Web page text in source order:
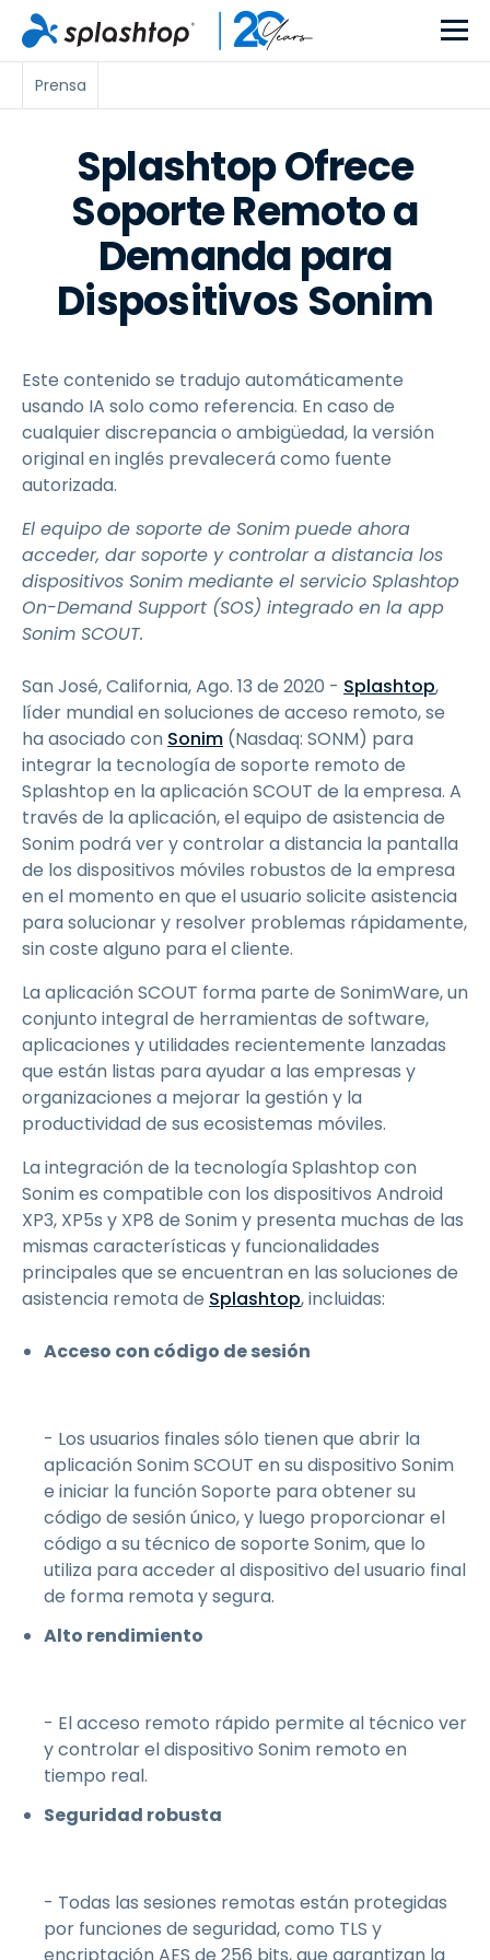
Prensa
Splashtop Ofrece
Soporte Remoto a
Demanda para
Dispositivos Sonim
Este contenido se tradujo automáticamente
usando IA solo como referencia. En caso de
cualquier discrepancia o ambigüedad, la versión
original en inglés prevalecerá como fuente
autorizada.
El equipo de soporte de Sonim puede ahora
acceder, dar soporte y controlar a distancia los
dispositivos Sonim mediante el servicio Splashtop
On-Demand Support (SOS) integrado en la app
Sonim SCOUT.
San José, California, Ago. 13 de 2020 - Splashtop,
líder mundial en soluciones de acceso remoto, se
ha asociado con Sonim (Nasdaq: SONM) para
integrar la tecnología de soporte remoto de
Splashtop en la aplicación SCOUT de la empresa. A
través de la aplicación, el equipo de asistencia de
Sonim podrá ver y controlar a distancia la pantalla
de los dispositivos móviles robustos de la empresa
en el momento en que el usuario solicite asistencia
para solucionar y resolver problemas rápidamente,
sin coste alguno para el cliente.
La aplicación SCOUT forma parte de SonimWare, un
conjunto integral de herramientas de software,
aplicaciones y utilidades recientemente lanzadas
que están listas para ayudar a las empresas y
organizaciones a mejorar la gestión y la
productividad de sus ecosistemas móviles.
La integración de la tecnología Splashtop con
Sonim es compatible con los dispositivos Android
XP3, XP5s y XP8 de Sonim y presenta muchas de las
mismas características y funcionalidades
principales que se encuentran en las soluciones de
asistencia remota de Splashtop, incluidas:
Acceso con código de sesión
- Los usuarios finales sólo tienen que abrir la
aplicación Sonim SCOUT en su dispositivo Sonim
e iniciar la función Soporte para obtener su
código de sesión único, y luego proporcionar el
código a su técnico de soporte Sonim, que lo
utiliza para acceder al dispositivo del usuario final
de forma remota y segura.
Alto rendimiento
- El acceso remoto rápido permite al técnico ver
y controlar el dispositivo Sonim remoto en
tiempo real.
Seguridad robusta
- Todas las sesiones remotas están protegidas
por funciones de seguridad, como TLS y